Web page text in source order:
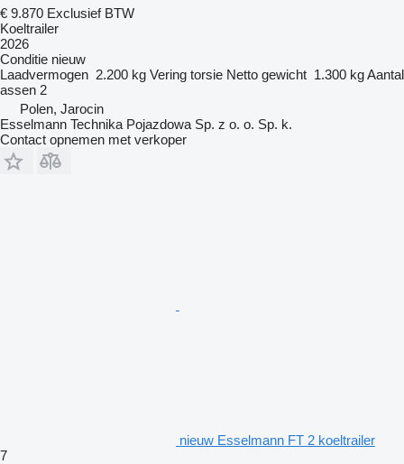
€ 9.870 Exclusief BTW
Koeltrailer
2026
Conditie nieuw
Laadvermogen 2.200 kg Vering torsie Netto gewicht 1.300 kgAantal
assen 2
Polen, Jarocin
Esselmann Technika Pojazdowa Sp. z o. o. Sp. k.
Contact opnemen met verkoper
nieuw Esselmann FT 2 koeltrailer
7